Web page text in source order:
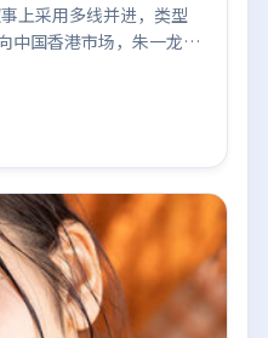
上采用多线并进，类型
中国香港市场，朱一龙、
胡歌所饰角色推动关键反